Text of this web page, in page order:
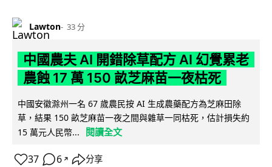
Lawton 33 分
中國農夫 AI 開錯除草配方 AI 幻覺累老
農蝕 17 萬 150 畝芝麻苗一夜枯死
中國安徽滁州一名 67 歲農民按 AI 生成農藥配方為芝麻田除
草，結果 150 畝芝麻苗一夜之間與雜草一同枯死，估計損失約
15 萬元人民幣...
閱讀全文
37 6 ↗ 分享